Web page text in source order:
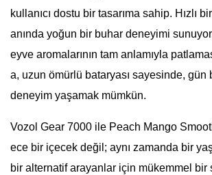
kullanıcı dostu bir tasarıma sahip. Hızlı
anında yoğun bir buhar deneyimi
eyve aromalarının tam anlamıyla
a, uzun ömürlü bataryası sayesinde, gün
deneyim yaşamak mümkün.
Vozol Gear 7000 ile Peach Mango
ece bir içecek değil; aynı zamanda bir
bir alternatif arayanlar için mükemmel bir